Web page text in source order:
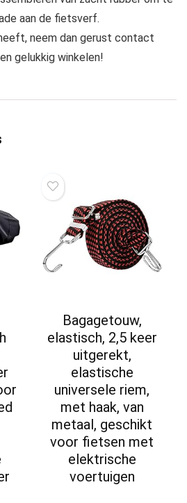
aan de fietsverf.
neem dan gerust contact
gelukkig winkelen!
Bagagetouw,
elastisch, 2,5 keer
uitgerekt,
elastische
universele riem,
met haak, van
metaal, geschikt
voor fietsen met
elektrische
voertuigen